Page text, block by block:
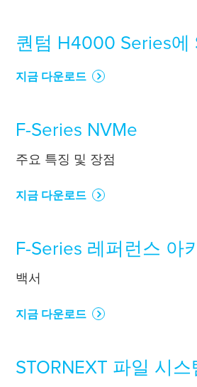
퀀텀 H4000 Series에
지금 다운로드
F-Series NVMe
주요 특징 및 장점
지금 다운로드
F-Series 레퍼런스 아
백서
지금 다운로드
STORNEXT 파일 시스